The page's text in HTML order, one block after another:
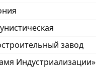
завод
Индустриализации»